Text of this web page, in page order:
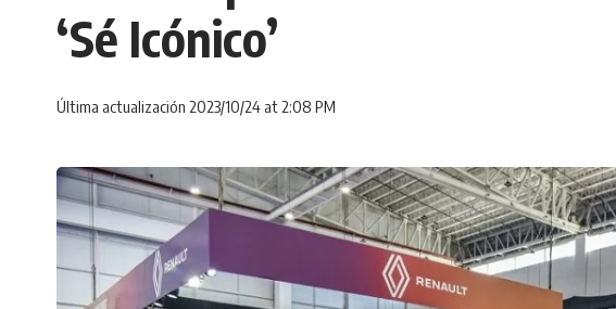
‘Sé Icónico’
Última actualización 2023/10/24 at 2:08 PM